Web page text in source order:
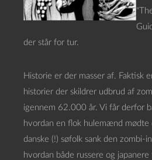
der står for tur.
Historie er der masser af. Faktisk
historier der skildrer udbrud af
igennem 62.000 år. Vi får derfor
hvordan en flok hulemænd mødte
danske (!) søfolk sank den zombi-
hvordan både russere og